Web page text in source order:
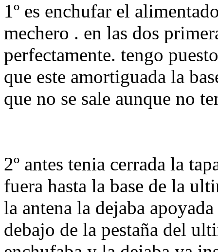
1º es enchufar el
mechero . en las dos
perfectamente. tengo
que este amortiguada la
que no se sale aunque no
2º antes tenia cerrada la
fuera hasta la base de la
la antena la dejaba
debajo de la pestaña del